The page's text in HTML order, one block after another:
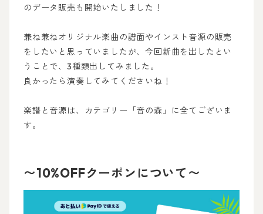
のデータ販売も開始いたしました！
兼ね兼ねオリジナル楽曲の譜面やインスト音源の販売
をしたいと思っていましたが、今回新曲を出したとい
うことで、3種類出してみました。
良かったら演奏してみてくださいね！
楽譜と音源は、カテゴリー「音の森」に全てございま
す。
〜10%OFFクーポンについて〜